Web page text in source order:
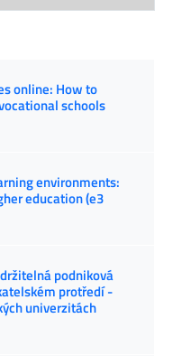
online: How to
schools
environments:
education (e3
podniková
protředí -
univerzitách